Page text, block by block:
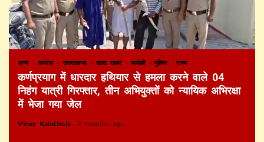
अन्य अपराध उत्तराखण्ड खास खबर चमोली पुलिस राज्य
कर्णप्रयाग में धारदार हथियार से हमला करने वाले 04
निहंग यात्री गिरफ्तार, तीन अभियुक्तों को न्यायिक अभिरक्षा
में भेजा गया जेल
Vinay Kainthola 2 months ago